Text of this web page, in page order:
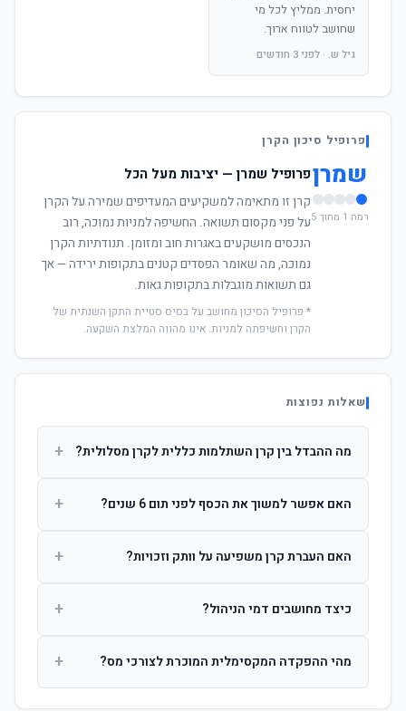
יחסית. ממליץ לכל מי
שחושב לטווח ארוך.
גיל ש. · לפני 3 חודשים
פרופיל סיכון הקרן
שמרן
רמה 1 מתוך 5
פרופיל שמרן — יציבות מעל הכל
קרן זו מתאימה למשקיעים המעדיפים שמירה על הקרן
על פני מקסום תשואה. החשיפה למניות נמוכה, רוב
הנכסים מושקעים באגרות חוב ומזומן. תנודתיות הקרן
נמוכה, מה שאומר הפסדים קטנים בתקופות ירידה — אך
גם תשואות מוגבלות בתקופות גאות.
* פרופיל הסיכון מחושב על בסיס סטיית התקן השנתית של
הקרן וחשיפתה למניות. אינו מהווה המלצת השקעה.
שאלות נפוצות
מה ההבדל בין קרן השתלמות כללית לקרן מסלולית? +
ההשקעות. קרן מסלולית עוקבת אחרי מדד ספציפי ומאפשרת
האם אפשר למשוך את הכסף לפני תום 6 שנים? +
הרווחים. לאחר 6 שנים ניתן למשוך פטור ממס עד לתקרה
האם העברת קרן משפיעה על וותק וזכויות? +
החברות. הוותק ממשיך להיספר מיום ההפקדה הראשונה.
כיצד מחושבים דמי הניהול? +
ומתן על שיעורם בעת הצטרפות.
מהי ההפקדה המקסימלית המוכרת לצורכי מס? +